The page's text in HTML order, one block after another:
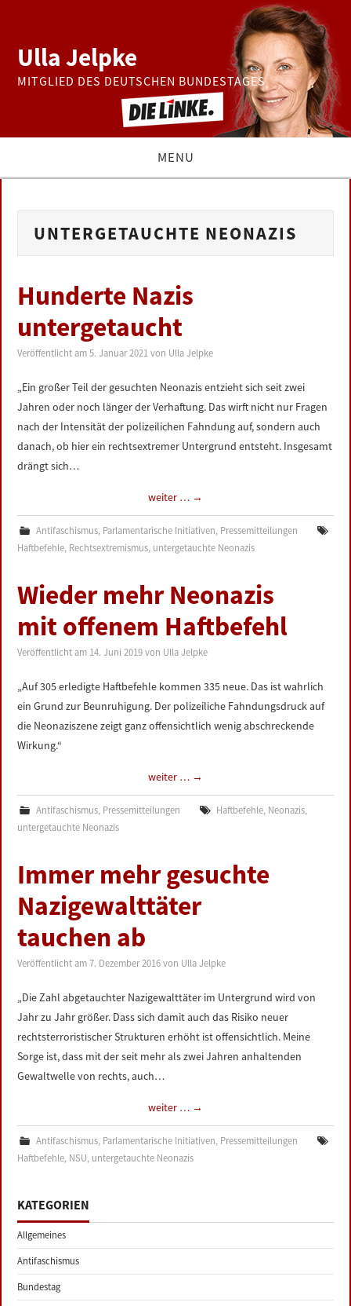
Ulla Jelpke
MITGLIED DES DEUTSCHEN BUNDESTAGES
MENU
BUNDESTAG
ZUR PERSON
DATENSCHUTZERKLÄRUNG
IMPRESSUM
UNTERGETAUCHTE NEONAZIS
Hunderte Nazis
untergetaucht
Veröffentlicht am5. Januar 2021 von Ulla Jelpke
„Ein großer Teil der gesuchten Neonazis entzieht sich seit zwei
Jahren oder noch länger der Verhaftung. Das wirft nicht nur Fragen
nach der Intensität der polizeilichen Fahndung auf, sondern auch
danach, ob hier ein rechtsextremer Untergrund entsteht. Insgesamt
drängt sich…
weiter … →
Antifaschismus, Parlamentarische Initiativen, Pressemitteilungen
Haftbefehle, Rechtsextremismus, untergetauchte Neonazis
Wieder mehr Neonazis
mit offenem Haftbefehl
Veröffentlicht am 14. Juni 2019 von Ulla Jelpke
„Auf 305 erledigte Haftbefehle kommen 335 neue. Das ist wahrlich
ein Grund zur Beunruhigung. Der polizeiliche Fahndungsdruck auf
die Neonaziszene zeigt ganz offensichtlich wenig abschreckende
Wirkung.“
weiter … →
Antifaschismus, Pressemitteilungen Haftbefehle, Neonazis,
untergetauchte Neonazis
Immer mehr gesuchte
Nazigewalttäter
tauchen ab
Veröffentlicht am7. Dezember 2016 von Ulla Jelpke
„Die Zahl abgetauchter Nazigewalttäter im Untergrund wird von
Jahr zu Jahr größer. Dass sich damit auch das Risiko neuer
rechtsterroristischer Strukturen erhöht ist offensichtlich. Meine
Sorge ist, dass mit der seit mehr als zwei Jahren anhaltenden
Gewaltwelle von rechts, auch…
weiter … →
Antifaschismus, Parlamentarische Initiativen, Pressemitteilungen
Haftbefehle, NSU, untergetauchte Neonazis
KATEGORIEN
Allgemeines
Antifaschismus
Bundestag